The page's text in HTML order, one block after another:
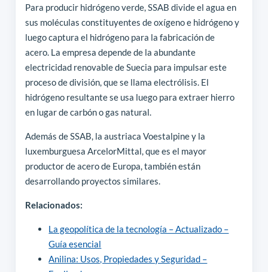
Para producir hidrógeno verde, SSAB divide el agua en
sus moléculas constituyentes de oxígeno e hidrógeno y
luego captura el hidrógeno para la fabricación de
acero. La empresa depende de la abundante
electricidad renovable de Suecia para impulsar este
proceso de división, que se llama electrólisis. El
hidrógeno resultante se usa luego para extraer hierro
en lugar de carbón o gas natural.
Además de SSAB, la austriaca Voestalpine y la
luxemburguesa ArcelorMittal, que es el mayor
productor de acero de Europa, también están
desarrollando proyectos similares.
Relacionados:
La geopolítica de la tecnología – Actualizado –
Guía esencial
Anilina: Usos, Propiedades y Seguridad –